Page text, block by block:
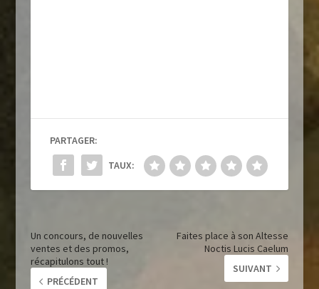
PARTAGER:
TAUX:
Un concours, de nouvelles
ventes et des promos,
récapitulons tout !
PRÉCÉDENT
Faites place à son Altesse
Noctis Lucis Caelum
SUIVANT